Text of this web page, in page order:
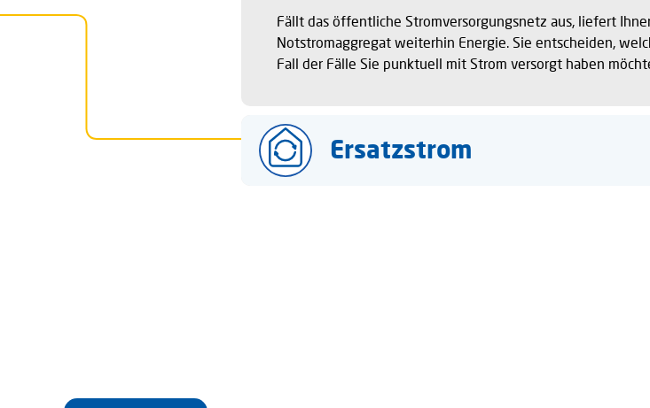
Fällt das öffentliche Stromversorgungsnetz aus, liefert
Notstromaggregat weiterhin Energie. Sie entscheiden,
Fall der Fälle Sie punktuell mit Strom versorgt haben
Ersatzstrom